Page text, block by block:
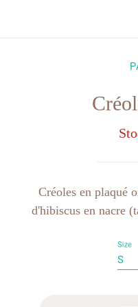
Créoles en plaqué
d'hibiscus en nacre
S
Size